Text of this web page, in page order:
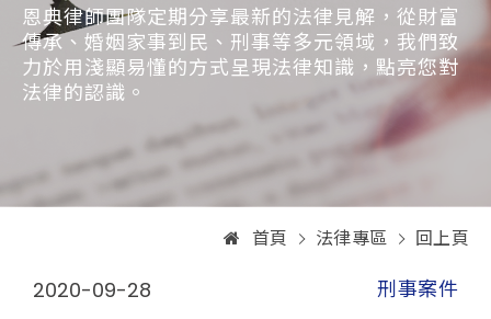
恩典律師團隊定期分享最新的法律見解，從財富
傳承、婚姻家事到民、刑事等多元領域，我們致
力於用淺顯易懂的方式呈現法律知識，點亮您對
法律的認識。
首頁 法律專區 回上頁
2020-09-28 刑事案件